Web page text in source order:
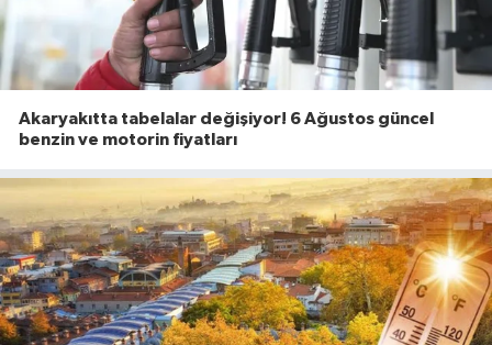
Akaryakıtta tabelalar değişiyor! 6 Ağustos güncel
benzin ve motorin fiyatları